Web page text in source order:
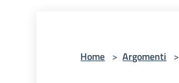
Home > Argomenti >